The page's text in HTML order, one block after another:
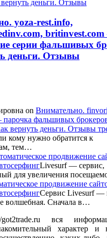
yoza-rest.info,
серии фальшивых
деньги. Отзывы
on Внимательно.
фальшивых
вернуть деньги. Отзывы
кому нужно обратится к
тем…
продвижение
Livesurf — сервис,
для увеличения
продвижение
Сервис Livesurf —
волшебная. Сначала в…
вся
характер и